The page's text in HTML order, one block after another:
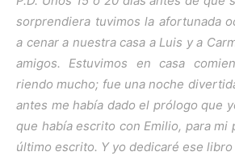
sorprendiera tuvimos la afortunada
a cenar a nuestra casa a Luis y a
amigos. Estuvimos en casa
riendo mucho; fue una noche
antes me había dado el prólogo que
que había escrito con Emilio, para mi
último escrito. Y yo dedicaré ese libro